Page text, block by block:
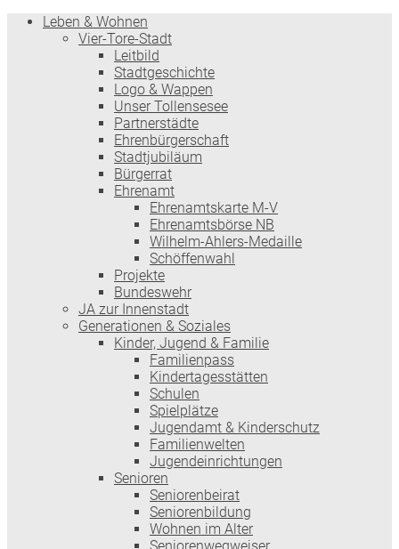
Leben & Wohnen
Vier-Tore-Stadt
Leitbild
Stadtgeschichte
Logo & Wappen
Unser Tollensesee
Partnerstädte
Ehrenbürgerschaft
Stadtjubiläum
Bürgerrat
Ehrenamt
Ehrenamtskarte M-V
Ehrenamtsbörse NB
Wilhelm-Ahlers-Medaille
Schöffenwahl
Projekte
Bundeswehr
JA zur Innenstadt
Generationen & Soziales
Kinder, Jugend & Familie
Familienpass
Kindertages­stätten
Schulen
Spielplätze
Jugendamt & Kinderschutz
Familienwelten
Jugendeinrichtungen
Senioren
Seniorenbeirat
Seniorenbildung
Wohnen im Alter